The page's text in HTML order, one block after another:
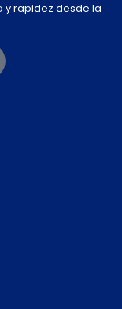
y rapidez desde la